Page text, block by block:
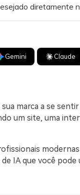
diretamente
Gemini Claude
marca a se
um site, uma
IA que você pode